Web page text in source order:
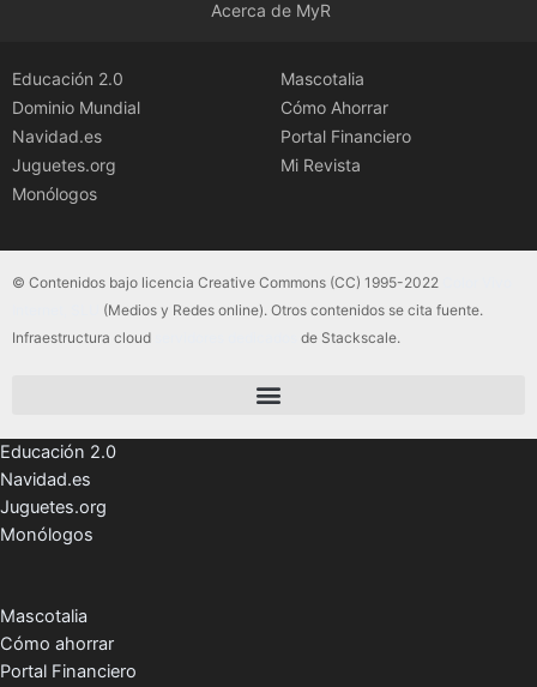
Acerca de MyR
Educación 2.0
Dominio Mundial
Navidad.es
Juguetes.org
Monólogos
Mascotalia
Cómo Ahorrar
Portal Financiero
Mi Revista
© Contenidos bajo licencia Creative Commons (CC) 1995-2022
(Medios y Redes online). Otros contenidos se cita fuente.
Infraestructura cloud
de Stackscale.
Educación 2.0
Navidad.es
Juguetes.org
Monólogos
Mascotalia
Cómo ahorrar
Portal Financiero